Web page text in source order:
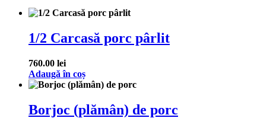
1/2 Carcasă porc pârlit
760.00 lei
Adaugă în coș
Borjoc (plămân) de porc